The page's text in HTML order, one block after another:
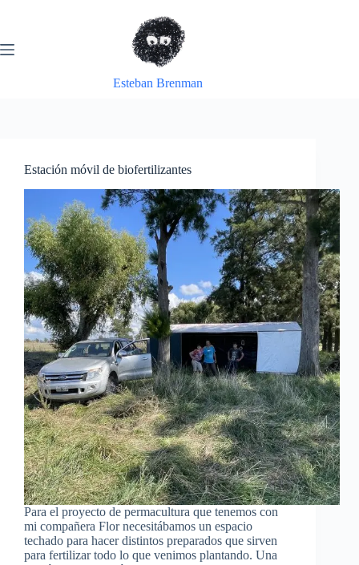
Esteban Brenman
Estación móvil de biofertilizantes
Para el proyecto de permacultura que tenemos con
mi compañera Flor necesitábamos un espacio
techado para hacer distintos preparados que sirven
para fertilizar todo lo que venimos plantando. Una